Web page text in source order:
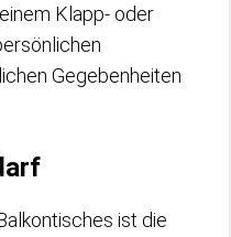
Klapp- oder
Gegebenheiten
ist die